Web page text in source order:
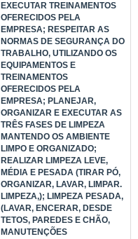
EXECUTAR TREINAMENTOS
OFERECIDOS PELA
EMPRESA; RESPEITAR AS
NORMAS DE SEGURANÇA DO
TRABALHO, UTILIZANDO OS
EQUIPAMENTOS E
TREINAMENTOS
OFERECIDOS PELA
EMPRESA; PLANEJAR,
ORGANIZAR E EXECUTAR AS
TRÊS FASES DE LIMPEZA
MANTENDO OS AMBIENTE
LIMPO E ORGANIZADO;
REALIZAR LIMPEZA LEVE,
MÉDIA E PESADA (TIRAR PÓ,
ORGANIZAR, LAVAR, LIMPAR.
LIMPEZA,); LIMPEZA PESADA,
(LAVAR, ENCERAR, DESDE
TETOS, PAREDES E CHÃO,
MANUTENÇÕES